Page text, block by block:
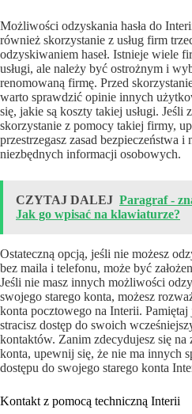
Możliwości odzyskania hasła do
również skorzystanie z usług firm
odzyskiwaniem haseł. Istnieje wiele
usługi, ale należy być ostrożnym i
renomowaną firmę. Przed
warto sprawdzić opinie innych
się, jakie są koszty takiej usługi. Jeśli
skorzystanie z pomocy takiej firmy,
przestrzegasz zasad bezpieczeństwa i
niezbędnych informacji osobowych.
CZYTAJ DALEJ Paragraf -
Jak go wpisać na klawiaturze?
Ostateczną opcją, jeśli nie możesz
bez maila i telefonu, może być
Jeśli nie masz innych możliwości
swojego starego konta, możesz
konta pocztowego na Interii. Pamiętaj
stracisz dostęp do swoich
kontaktów. Zanim zdecydujesz się na
konta, upewnij się, że nie ma innych
dostępu do swojego starego konta
Kontakt z pomocą techniczną Interii